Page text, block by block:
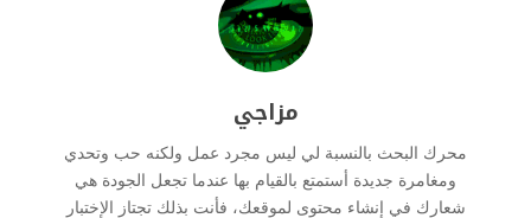
مزاجي
محرك البحث بالنسبة لي ليس مجرد عمل ولكنه حب وتحدي
ومغامرة جديدة أستمتع بالقيام بها عندما تجعل الجودة هي
شعارك في إنشاء محتوى لموقعك، فأنت بذلك تجتاز الإختبار